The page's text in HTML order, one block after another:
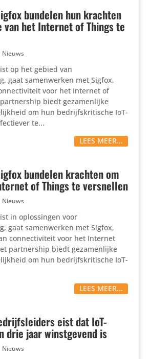
bundelen hun krachten
van het Internet of Things te
Nieuws
op het gebied van
gaat samenwerken met Sigfox,
voor het Internet of
partnership biedt gezamenlijke
om hun bedrijfskritische IoT-
te...
LEES MEER...
bundelen krachten om
of Things te versnellen
Nieuws
in oplossingen voor
gaat samenwerken met Sigfox,
connectiviteit voor het Internet
partnership biedt gezamenlijke
om hun bedrijfskritische IoT-
LEES MEER...
eist dat IoT-
drie jaar winstgevend is
Nieuws